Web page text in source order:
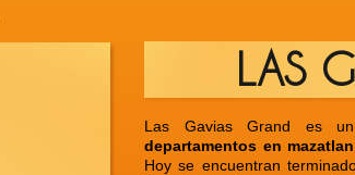
LAS
Las Gavias Grand es
departamentos en mazatlan
Hoy se encuentran